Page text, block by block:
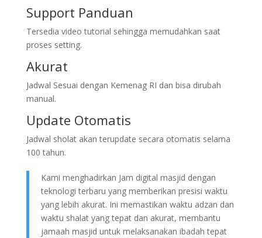
Support Panduan
Tersedia video tutorial sehingga memudahkan saat
proses setting.
Akurat
Jadwal Sesuai dengan Kemenag RI dan bisa dirubah
manual.
Update Otomatis
Jadwal sholat akan terupdate secara otomatis selama
100 tahun.
Kami menghadirkan Jam digital masjid dengan
teknologi terbaru yang memberikan presisi waktu
yang lebih akurat. Ini memastikan waktu adzan dan
waktu shalat yang tepat dan akurat, membantu
jamaah masjid untuk melaksanakan ibadah tepat